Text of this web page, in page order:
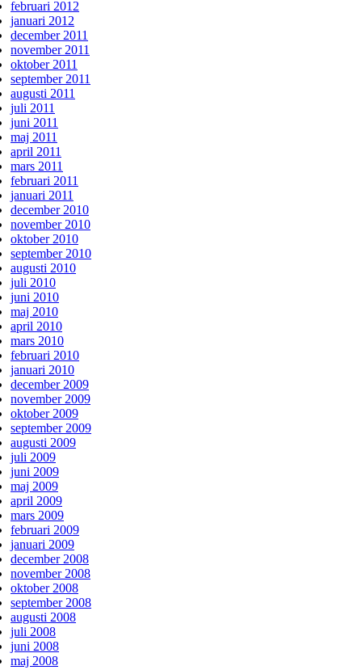
februari 2012
januari 2012
december 2011
november 2011
oktober 2011
september 2011
augusti 2011
juli 2011
juni 2011
maj 2011
april 2011
mars 2011
februari 2011
januari 2011
december 2010
november 2010
oktober 2010
september 2010
augusti 2010
juli 2010
juni 2010
maj 2010
april 2010
mars 2010
februari 2010
januari 2010
december 2009
november 2009
oktober 2009
september 2009
augusti 2009
juli 2009
juni 2009
maj 2009
april 2009
mars 2009
februari 2009
januari 2009
december 2008
november 2008
oktober 2008
september 2008
augusti 2008
juli 2008
juni 2008
maj 2008